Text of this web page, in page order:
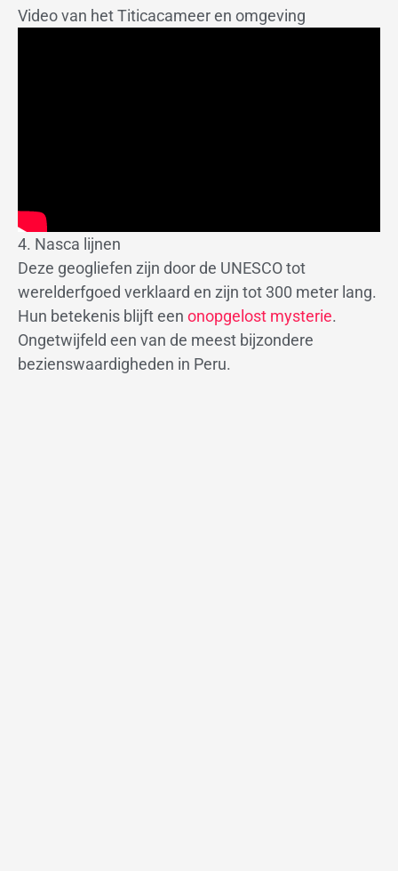
Video van het Titicacameer en omgeving
4. Nasca lijnen
Deze geogliefen zijn door de UNESCO tot
werelderfgoed verklaard en zijn tot 300 meter lang.
Hun betekenis blijft een onopgelost mysterie.
Ongetwijfeld een van de meest bijzondere
bezienswaardigheden in Peru.